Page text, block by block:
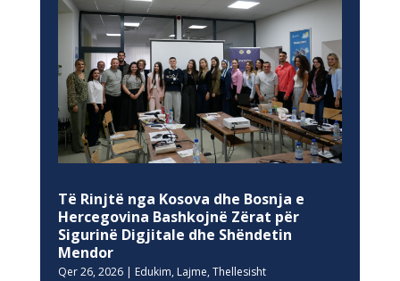
Të Rinjtë nga Kosova dhe Bosnja e
Hercegovina Bashkojnë Zërat për
Sigurinë Digjitale dhe Shëndetin
Mendor
Qer 26, 2026| Edukim, Lajme, Thellesisht